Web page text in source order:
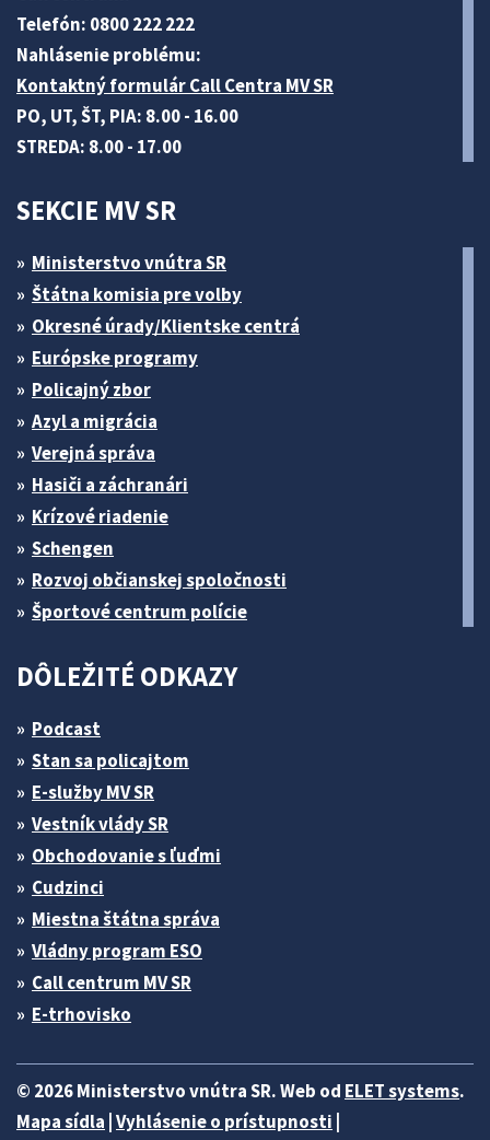
Telefón: 0800 222 222
Nahlásenie problému:
Kontaktný formulár Call Centra MV SR
PO, UT, ŠT, PIA: 8.00 - 16.00
STREDA: 8.00 - 17.00
SEKCIE MV SR
Ministerstvo vnútra SR
Štátna komisia pre volby
Okresné úrady/Klientske centrá
Európske programy
Policajný zbor
Azyl a migrácia
Verejná správa
Hasiči a záchranári
Krízové riadenie
Schengen
Rozvoj občianskej spoločnosti
Športové centrum polície
DÔLEŽITÉ ODKAZY
Podcast
Stan sa policajtom
E-služby MV SR
Vestník vlády SR
Obchodovanie s ľuďmi
Cudzinci
Miestna štátna správa
Vládny program ESO
Call centrum MV SR
E-trhovisko
© 2026 Ministerstvo vnútra SR. Web od ELET systems.
Mapa sídla Vyhlásenie o prístupnosti